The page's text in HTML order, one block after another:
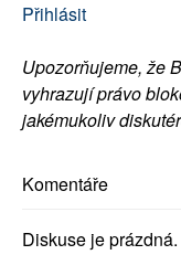
Přihlásit
Upozorňujeme, že
vyhrazují právo
jakémukoliv
Komentáře
Diskuse je prázdná.